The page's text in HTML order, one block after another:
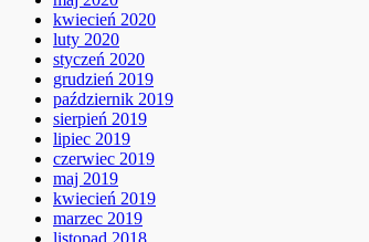
kwiecień 2020
luty 2020
styczeń 2020
grudzień 2019
październik 2019
sierpień 2019
lipiec 2019
czerwiec 2019
maj 2019
kwiecień 2019
marzec 2019